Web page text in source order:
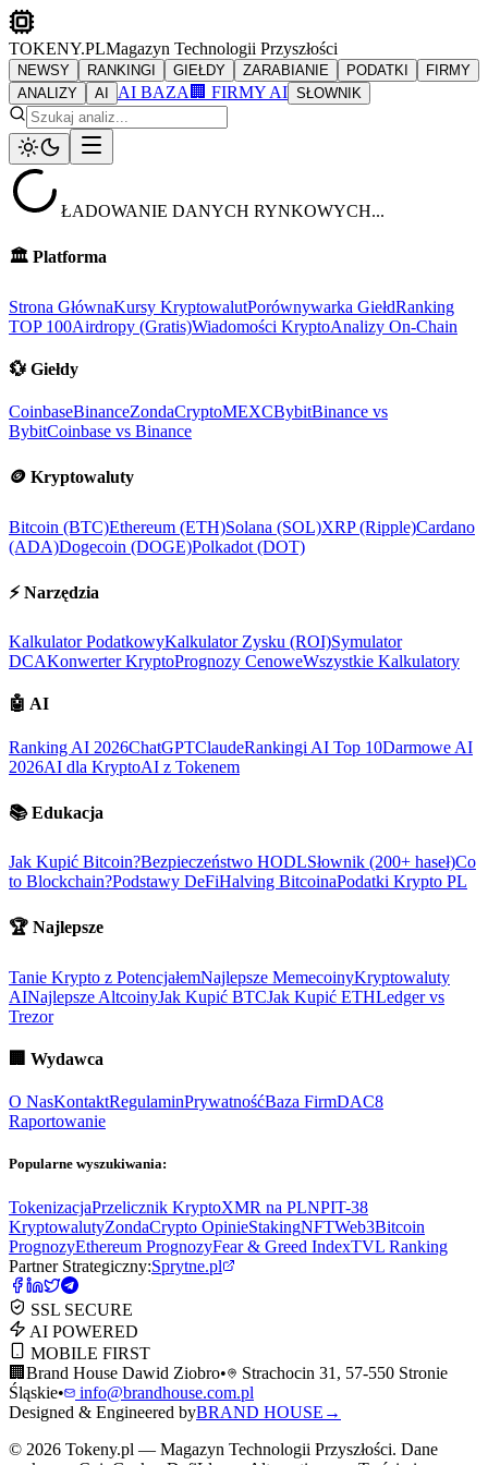
TOKENY.PLMagazyn Technologii Przyszłości
NEWSY RANKINGI GIEŁDY ZARABIANIE PODATKI
FIRMY
ANALIZY
AI AI BAZA 🏢 FIRMY AI SŁOWNIK
ŁADOWANIE DANYCH RYNKOWYCH...
🏛️ Platforma
Strona GłównaKursy KryptowalutPorównywarka GiełdRanking
TOP 100Airdropy (Gratis)Wiadomości KryptoAnalizy On-Chain
💱 Giełdy
CoinbaseBinanceZondaCryptoMEXCBybitBinance vs
BybitCoinbase vs Binance
🪙 Kryptowaluty
Bitcoin (BTC)Ethereum (ETH)Solana (SOL)XRP (Ripple)Cardano
(ADA)Dogecoin (DOGE)Polkadot (DOT)
⚡ Narzędzia
Kalkulator PodatkowyKalkulator Zysku (ROI)Symulator
DCAKonwerter KryptoPrognozy CenoweWszystkie Kalkulatory
🤖 AI
Ranking AI 2026ChatGPTClaudeRankingi AI Top 10Darmowe AI
2026AI dla KryptoAI z Tokenem
📚 Edukacja
Jak Kupić Bitcoin?Bezpieczeństwo HODLSłownik (200+ haseł)Co
to Blockchain?Podstawy DeFiHalving BitcoinaPodatki Krypto PL
🏆 Najlepsze
Tanie Krypto z PotencjałemNajlepsze MemecoinyKryptowaluty
AINajlepsze AltcoinyJak Kupić BTCJak Kupić ETHLedger vs
Trezor
🏢 Wydawca
O NasKontaktRegulaminPrywatnośćBaza FirmDAC8
Raportowanie
Popularne wyszukiwania:
TokenizacjaPrzelicznik KryptoXMR na PLNPIT-38
KryptowalutyZondaCrypto OpinieStakingNFTWeb3Bitcoin
PrognozyEthereum PrognozyFear & Greed IndexTVL Ranking
Partner Strategiczny:Sprytne.pl
SSL SECURE
AI POWERED
MOBILE FIRST
🏢 Brand House Dawid Ziobro•
Strachocin 31, 57-550 Stronie
Śląskie•
info@brandhouse.com.pl
Designed & Engineered byBRAND HOUSE →
© 2026 Tokeny.pl — Magazyn Technologii Przyszłości. Dane